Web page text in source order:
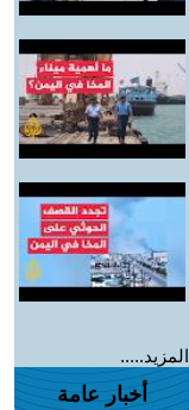
المزيد.....
أخبار عامة